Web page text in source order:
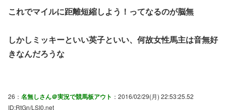
これでマイルに距離短縮しよう！ってなるのが脳無
しかしミッキーといい英子といい、何故女性馬主は音無好
きなんだろうな
26： 名無しさん＠実況で競馬板アウト ：2016/02/29(月) 22:53:25.52
ID:RtGn/LSI0.net